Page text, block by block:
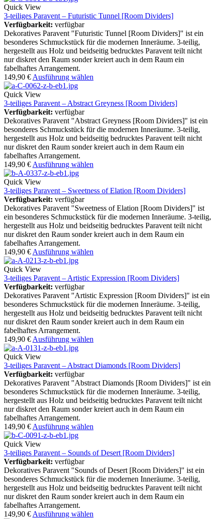
Quick View
3-teiliges Paravent – Futuristic Tunnel [Room Dividers]
Verfügbarkeit: verfügbar
Dekoratives Paravent "Futuristic Tunnel [Room Dividers]" ist ein
besonderes Schmuckstück für die modernen Inneräume. 3-teilig,
hergestellt aus Holz und beidseitig bedrucktes Paravent teilt nicht
nur diskret den Raum sonder kreiert auch in dem Raum ein
fabelhaftes Arrangement.
149,90 € Ausführung wählen
Quick View
3-teiliges Paravent – Abstract Greyness [Room Dividers]
Verfügbarkeit: verfügbar
Dekoratives Paravent "Abstract Greyness [Room Dividers]" ist ein
besonderes Schmuckstück für die modernen Inneräume. 3-teilig,
hergestellt aus Holz und beidseitig bedrucktes Paravent teilt nicht
nur diskret den Raum sonder kreiert auch in dem Raum ein
fabelhaftes Arrangement.
149,90 € Ausführung wählen
Quick View
3-teiliges Paravent – Sweetness of Elation [Room Dividers]
Verfügbarkeit: verfügbar
Dekoratives Paravent "Sweetness of Elation [Room Dividers]" ist
ein besonderes Schmuckstück für die modernen Inneräume. 3-teilig,
hergestellt aus Holz und beidseitig bedrucktes Paravent teilt nicht
nur diskret den Raum sonder kreiert auch in dem Raum ein
fabelhaftes Arrangement.
149,90 € Ausführung wählen
Quick View
3-teiliges Paravent – Artistic Expression [Room Dividers]
Verfügbarkeit: verfügbar
Dekoratives Paravent "Artistic Expression [Room Dividers]" ist ein
besonderes Schmuckstück für die modernen Inneräume. 3-teilig,
hergestellt aus Holz und beidseitig bedrucktes Paravent teilt nicht
nur diskret den Raum sonder kreiert auch in dem Raum ein
fabelhaftes Arrangement.
149,90 € Ausführung wählen
Quick View
3-teiliges Paravent – Abstract Diamonds [Room Dividers]
Verfügbarkeit: verfügbar
Dekoratives Paravent "Abstract Diamonds [Room Dividers]" ist ein
besonderes Schmuckstück für die modernen Inneräume. 3-teilig,
hergestellt aus Holz und beidseitig bedrucktes Paravent teilt nicht
nur diskret den Raum sonder kreiert auch in dem Raum ein
fabelhaftes Arrangement.
149,90 € Ausführung wählen
Quick View
3-teiliges Paravent – Sounds of Desert [Room Dividers]
Verfügbarkeit: verfügbar
Dekoratives Paravent "Sounds of Desert [Room Dividers]" ist ein
besonderes Schmuckstück für die modernen Inneräume. 3-teilig,
hergestellt aus Holz und beidseitig bedrucktes Paravent teilt nicht
nur diskret den Raum sonder kreiert auch in dem Raum ein
fabelhaftes Arrangement.
149,90 € Ausführung wählen